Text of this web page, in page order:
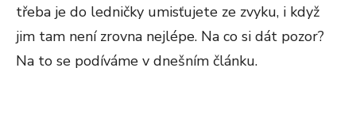
třeba je do ledničky umisťujete ze zvyku, i když
jim tam není zrovna nejlépe. Na co si dát pozor?
Na to se podíváme v dnešním článku.